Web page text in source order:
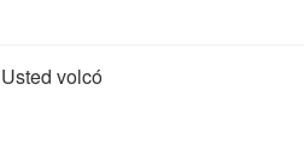
Usted volcó